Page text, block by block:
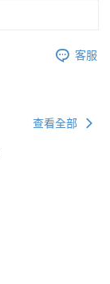
客服
查看全部